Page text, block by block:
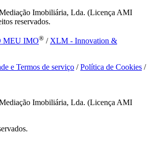
Imobiliária, Lda. (Licença AMI
reservados.
MEU IMO® / XLM - Innovation &
e Termos de serviço /Política de Cookies /
Imobiliária, Lda. (Licença AMI